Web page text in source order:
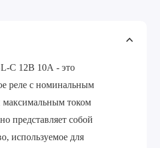
C 12В 10А - это
реле с номинальным
током
представляет собой
используемое для